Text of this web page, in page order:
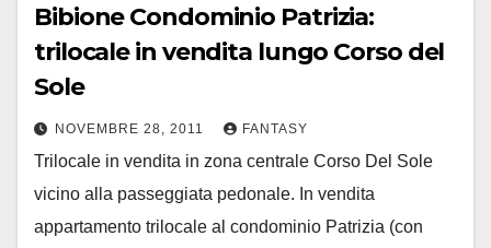
Bibione Condominio Patrizia:
trilocale in vendita lungo Corso del
Sole
NOVEMBRE 28, 2011 FANTASY
Trilocale in vendita in zona centrale Corso Del Sole
vicino alla passeggiata pedonale. In vendita
appartamento trilocale al condominio Patrizia (con